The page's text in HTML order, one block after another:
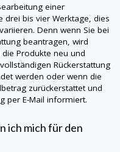
einer
drei bis vier Werktage, dies
Denn wenn Sie bei
beantragen, wird
Produkte neu und
Rückerstattung
werden oder wenn die
zurückerstattet und
per E-Mail informiert.
ich mich für den